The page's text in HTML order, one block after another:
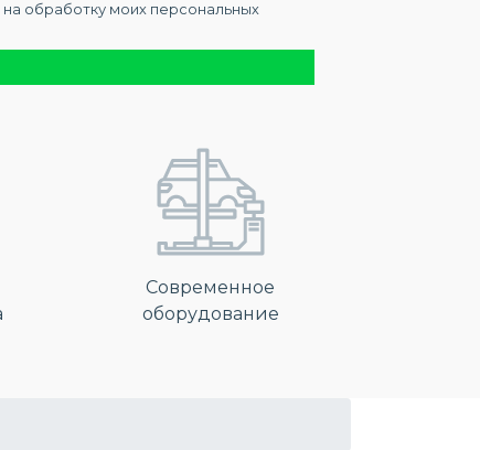
на обработку моих персональных
Современное
оборудование